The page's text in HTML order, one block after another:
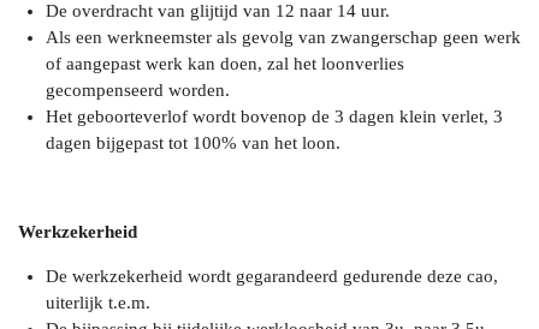
De overdracht van glijtijd van 12 naar 14 uur.
Als een werkneemster als gevolg van zwangerschap geen werk
of aangepast werk kan doen, zal het loonverlies
gecompenseerd worden.
Het geboorteverlof wordt bovenop de 3 dagen klein verlet, 3
dagen bijgepast tot 100% van het loon.
Werkzekerheid
De werkzekerheid wordt gegarandeerd gedurende deze cao,
uiterlijk t.e.m.